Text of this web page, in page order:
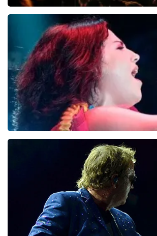
Skillet
1reviews
BEKIJKEN
reviews
BEKIJKEN